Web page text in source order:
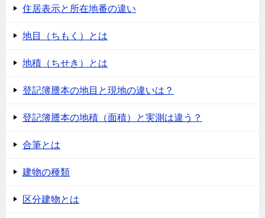
住居表示と所在地番の違い
地目（ちもく）とは
地積（ちせき）とは
登記簿謄本の地目と現地の違いは？
登記簿謄本の地積（面積）と実測は違う？
合筆とは
建物の種類
区分建物とは